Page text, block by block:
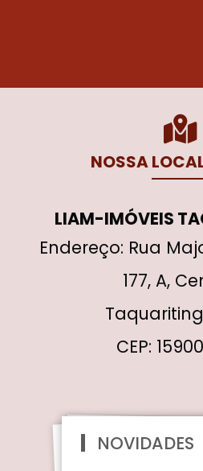
NOSSA
LIAM-IMÓVEIS
Endereço: Rua
177, A,
CEP:
NOVIDADES